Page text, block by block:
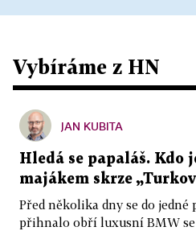
Vybíráme z HN
JAN KUBITA
Hledá se papaláš. Kdo
majákem skrze
Před několika dny se do
přihnalo obří luxusní BMW